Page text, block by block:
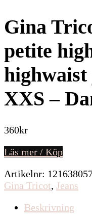
Gina
petite
highwaist
XXS –
360kr
Läs mer / Köp
Artikelnr:
Gina Tricot, Jeans
Beskrivning